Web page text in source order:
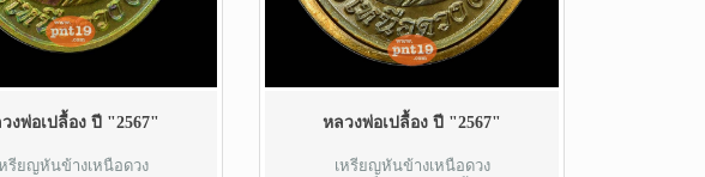
งพ่อเปลื้อง ปี "2567"
หรียญหันข้างเหนือดวง
หลวงพ่อเปลื้อง ปี "2567"
เหรียญหันข้างเหนือดวง